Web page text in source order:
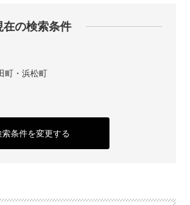
在の検索条件
町・浜松町
索条件を変更する